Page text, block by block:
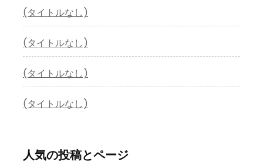
(タイトルなし)
(タイトルなし)
(タイトルなし)
(タイトルなし)
人気の投稿とページ